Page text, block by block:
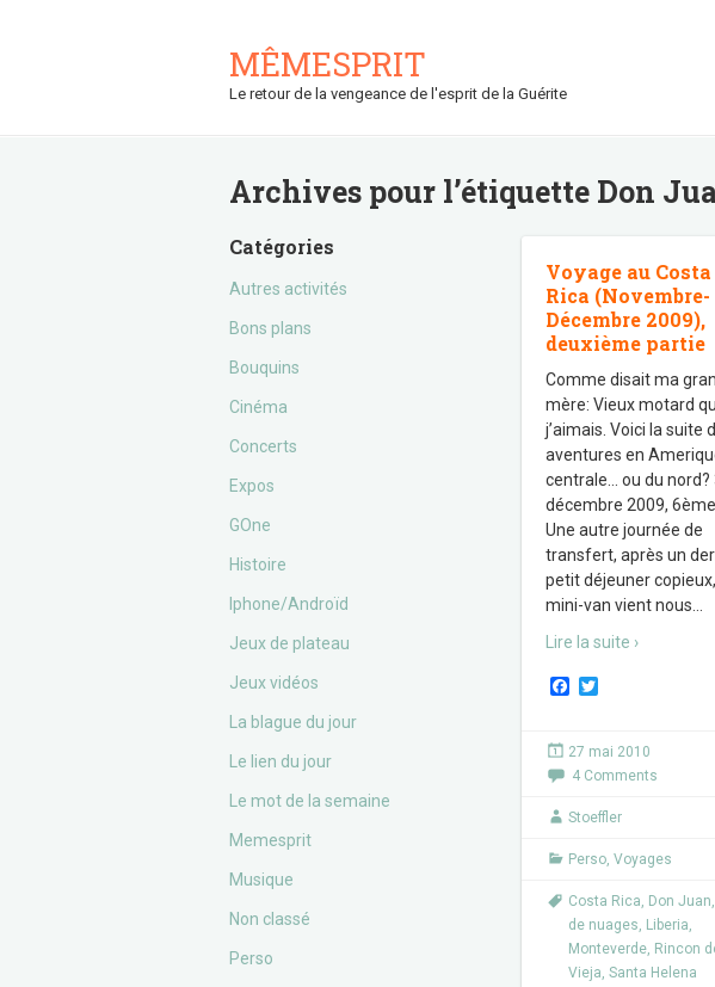
MÊMESPRIT
Le retour de la vengeance de l'esprit de la Guérite
Archives pour l’étiquette Don
Catégories
Autres activités
Bons plans
Bouquins
Cinéma
Concerts
Expos
GOne
Histoire
Iphone/Androïd
Jeux de plateau
Jeux vidéos
La blague du jour
Le lien du jour
Le mot de la semaine
Memesprit
Musique
Non classé
Perso
Voyage au Costa
Rica (Novembre-
Décembre 2009),
deuxième partie
Comme disait ma
mère: Vieux motard
j’aimais. Voici la suite
aventures en
centrale… ou du nord?
décembre 2009,
Une autre journée de
transfert, après un
petit déjeuner
mini-van vient nous
Lire la suite ›
F
e
b
o
k
t
e
27 mai 2010
4 Comments
Stoeffler
Perso, Voyages
Costa Rica, Don Juan,
de nuages, Liberia,
Monteverde, Rincon
Vieja, Santa Helena